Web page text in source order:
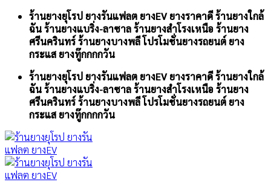
Skip
content
ร้านยางยุโรป ยางรันแฟลต ยางEV ยางราคาดี ร้านยางใกล้
ฉัน ร้านยางแบริ่ง-ลาซาล ร้านยางสำโรงเหนือ ร้านยาง
ศรีนครินทร์ ร้านยางบางพลี โปรโมชั่นยางรถยนต์ ยาง
กระแส ยางทู๊กกกกวัน
ร้านยางยุโรป ยางรันแฟลต ยางEV ยางราคาดี ร้านยางใกล้
ฉัน ร้านยางแบริ่ง-ลาซาล ร้านยางสำโรงเหนือ ร้านยาง
ศรีนครินทร์ ร้านยางบางพลี โปรโมชั่นยางรถยนต์ ยาง
กระแส ยางทู๊กกกกวัน